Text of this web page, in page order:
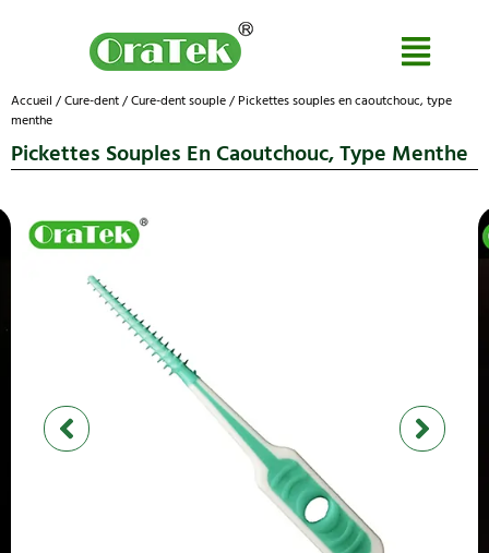
Accueil /Cure-dent/Cure-dent souple/ Pickettes souples en caoutchouc, type
menthe
Pickettes Souples En Caoutchouc, Type Menthe